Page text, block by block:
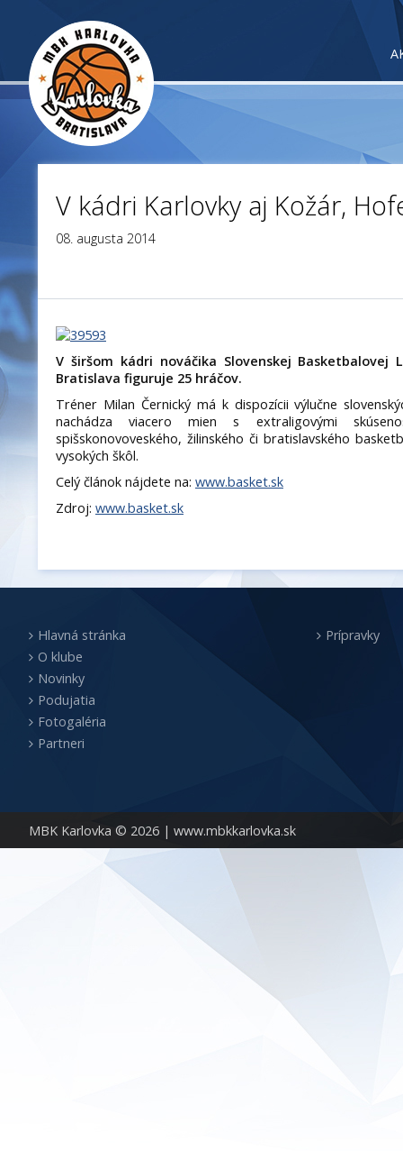
V kádri Karlovky aj Kožár,
08. augusta 2014
V širšom kádri nováčika Slovenskej Basketbalovej
Bratislava figuruje 25 hráčov.
Tréner Milan Černický má k dispozícii výlučne
nachádza viacero mien s extraligovými
spišskonovoveského, žilinského či bratislavského
vysokých škôl.
Celý článok nájdete na: www.basket.sk
Zdroj: www.basket.sk
MBK Karlovka © 2026 | www.mbkkarlovka.sk
Hlavná stránka
O klube
Novinky
Podujatia
Fotogaléria
Partneri
Prípravky